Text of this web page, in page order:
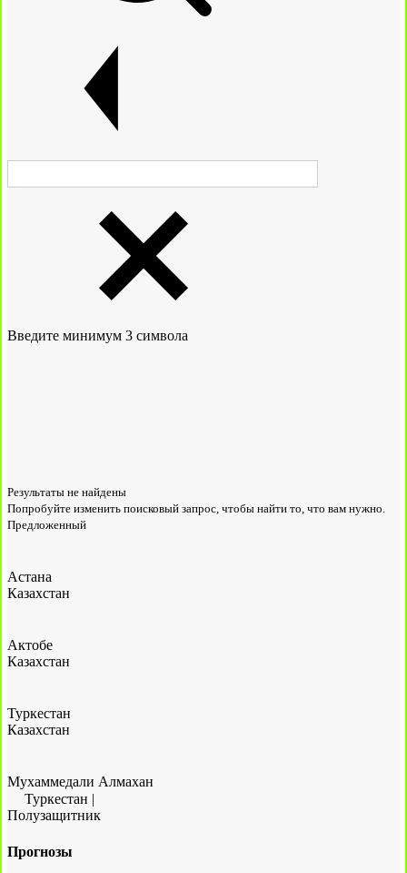
Введите минимум 3 символа
Результаты не найдены
Попробуйте изменить поисковый запрос, чтобы найти то, что вам нужно.
Предложенный
Астана
Казахстан
Актобе
Казахстан
Туркестан
Казахстан
Мухаммедали Алмахан
Туркестан |
Полузащитник
Прогнозы